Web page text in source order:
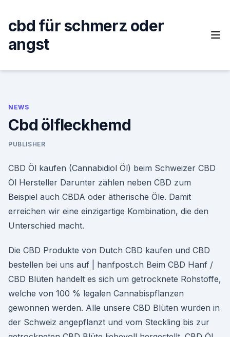
content
cbd für schmerz oder
angst
NEWS
Cbd ölfleckhemd
PUBLISHER
CBD Öl kaufen (Cannabidiol Öl) beim Schweizer CBD
Öl Hersteller Darunter zählen neben CBD zum
Beispiel auch CBDA oder ätherische Öle. Damit
erreichen wir eine einzigartige Kombination, die den
Unterschied macht.
Die CBD Produkte von Dutch CBD kaufen und CBD
bestellen bei uns auf | hanfpost.ch Beim CBD Hanf /
CBD Blüten handelt es sich um getrocknete Rohstoffe,
welche von 100 % legalen Cannabispflanzen
gewonnen werden. Alle unsere CBD Blüten wurden in
der Schweiz angepflanzt und vom Steckling bis zur